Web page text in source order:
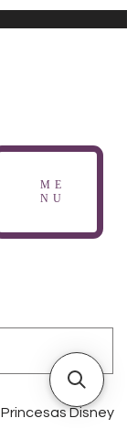
ME
NU
Princesas Disney